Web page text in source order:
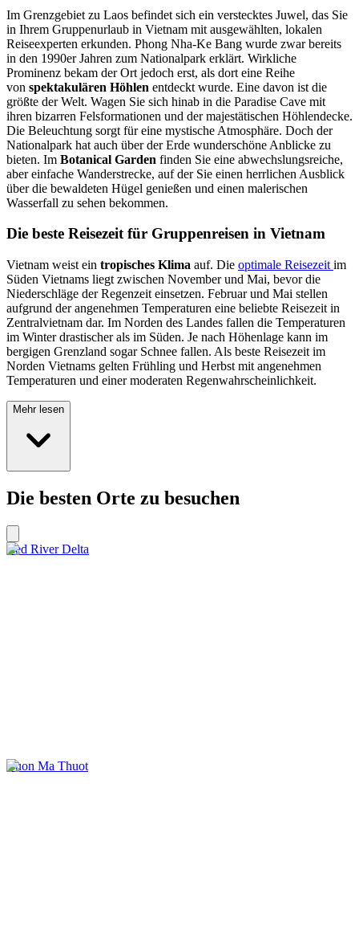
Im Grenzgebiet zu Laos befindet sich ein verstecktes Juwel, das Sie
in Ihrem Gruppenurlaub in Vietnam mit ausgewählten, lokalen
Reiseexperten erkunden. Phong Nha-Ke Bang wurde zwar bereits
in den 1990er Jahren zum Nationalpark erklärt. Wirkliche
Prominenz bekam der Ort jedoch erst, als dort eine Reihe
von spektakulären Höhlen entdeckt wurde. Eine davon ist die
größte der Welt. Wagen Sie sich hinab in die Paradise Cave mit
ihren bizarren Felsformationen und der majestätischen Höhlendecke.
Die Beleuchtung sorgt für eine mystische Atmosphäre. Doch der
Nationalpark hat auch über der Erde wunderschöne Anblicke zu
bieten. Im Botanical Garden finden Sie eine abwechslungsreiche,
aber einfache Wanderstrecke, auf der Sie einen herrlichen Ausblick
über die bewaldeten Hügel genießen und einen malerischen
Wasserfall zu sehen bekommen.
Die beste Reisezeit für Gruppenreisen in Vietnam
Vietnam weist ein tropisches Klima auf. Die optimale Reisezeit im
Süden Vietnams liegt zwischen November und Mai, bevor die
Niederschläge der Regenzeit einsetzen. Februar und Mai stellen
aufgrund der angenehmen Temperaturen eine beliebte Reisezeit in
Zentralvietnam dar. Im Norden des Landes fallen die Temperaturen
im Winter drastischer als im Süden. Je nach Höhenlage kann im
bergigen Grenzland sogar Schnee fallen. Als beste Reisezeit im
Norden Vietnams gelten Frühling und Herbst mit angenehmen
Temperaturen und einer moderaten Regenwahrscheinlichkeit.
Mehr lesen
Die besten Orte zu besuchen
Red River Delta
Buon Ma Thuot